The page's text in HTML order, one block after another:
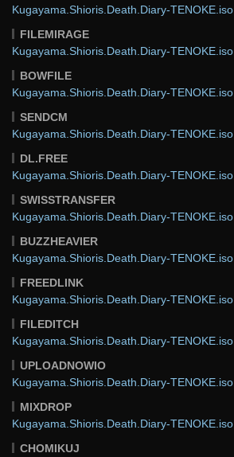
Kugayama.Shioris.Death.Diary-TENOKE.iso
FILEMIRAGE
Kugayama.Shioris.Death.Diary-TENOKE.iso
BOWFILE
Kugayama.Shioris.Death.Diary-TENOKE.iso
SENDCM
Kugayama.Shioris.Death.Diary-TENOKE.iso
DL.FREE
Kugayama.Shioris.Death.Diary-TENOKE.iso
SWISSTRANSFER
Kugayama.Shioris.Death.Diary-TENOKE.iso
BUZZHEAVIER
Kugayama.Shioris.Death.Diary-TENOKE.iso
FREEDLINK
Kugayama.Shioris.Death.Diary-TENOKE.iso
FILEDITCH
Kugayama.Shioris.Death.Diary-TENOKE.iso
UPLOADNOWIO
Kugayama.Shioris.Death.Diary-TENOKE.iso
MIXDROP
Kugayama.Shioris.Death.Diary-TENOKE.iso
CHOMIKUJ